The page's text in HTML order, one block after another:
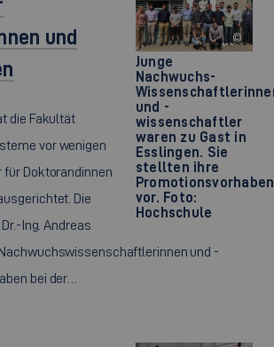
Junge
Nachwuchs-
und -
wissenschaftler
waren zu Gast in
Esslingen. Sie
stellten ihre
Promotionsvorhaben
vor. Foto:
Hochschule
©
und
die Fakultät
vor wenigen
für Doktorandinnen
Die
Ing. Andreas
Nachwuchswissenschaftlerinnen und -
bei der…